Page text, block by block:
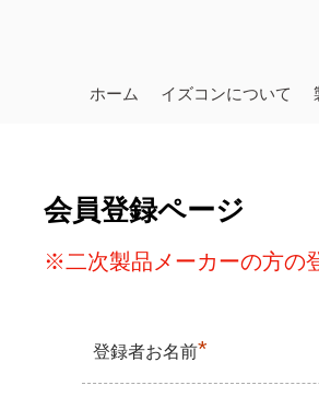
ホーム イズコンについて
会員登録ページ
※二次製品メーカーの方の
登録者お名前*